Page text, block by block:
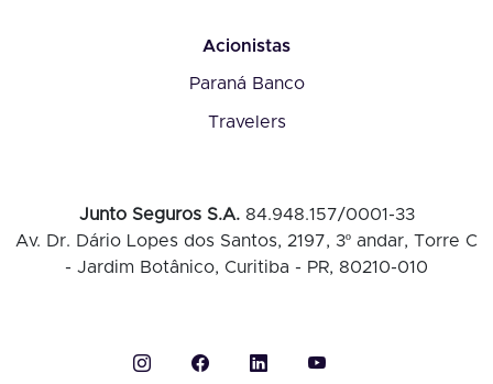
Acionistas
Paraná Banco
Travelers
Junto Seguros S.A. 84.948.157/0001-33
Av. Dr. Dário Lopes dos Santos, 2197, 3º andar, Torre C
- Jardim Botânico, Curitiba - PR, 80210-010